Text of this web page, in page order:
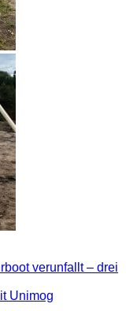
verunfallt – drei
Unimog